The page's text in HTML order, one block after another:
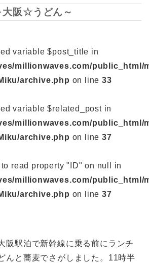
阪☆うどん～
variable $post_title in
millionwaves.com/public_html/
archive.php on line33
variable $related_post in
millionwaves.com/public_html/
archive.php on line37
to read property "ID" on null in
millionwaves.com/public_html/
archive.php on line37
阪駅泊で新幹線に乗る前にランチ
んと蕎麦でさがしました。11時半